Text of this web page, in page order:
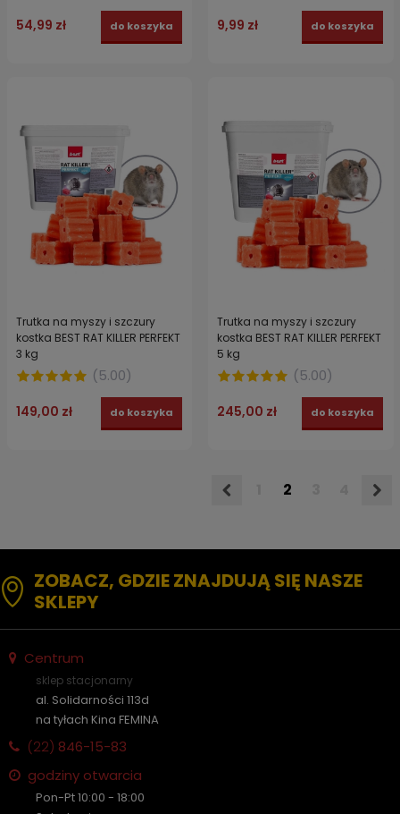
54,99 zł do koszyka 9,99 zł do koszyka
Trutka na myszy i szczury
kostka BEST RAT KILLER PERFEKT
3 kg
(5.00)
149,00 zł do koszyka
Trutka na myszy i szczury
kostka BEST RAT KILLER PERFEKT
5 kg
(5.00)
245,00 zł do koszyka
2
ZOBACZ, GDZIE ZNAJDUJĄ SIĘ NASZE
SKLEPY
Centrum
sklep stacjonarny
al. Solidarności 113d
na tyłach Kina FEMINA
(22) 846-15-83
godziny otwarcia
Pon-Pt 10:00 - 18:00